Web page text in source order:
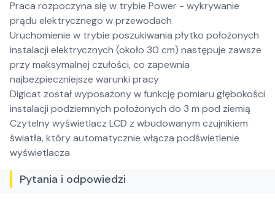
Praca rozpoczyna się w trybie Power - wykrywanie
prądu elektrycznego w przewodach
Uruchomienie w trybie poszukiwania płytko położonych
instalacji elektrycznych (około 30 cm) następuje zawsze
przy maksymalnej czułości, co zapewnia
najbezpieczniejsze warunki pracy
Digicat został wyposażony w funkcję pomiaru głębokości
instalacji podziemnych położonych do 3 m pod ziemią
Czytelny wyświetlacz LCD z wbudowanym czujnikiem
światła, który automatycznie włącza podświetlenie
wyświetlacza
Pytania i odpowiedzi